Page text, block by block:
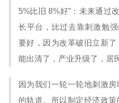
5%比旧 8%好”：未来通过
长平台，比过去靠刺激勉
要好，因为改革破旧立新
能出清了，产业升级了，居
因为我们一轮一轮地刺激
的轨道。所以制定经济政